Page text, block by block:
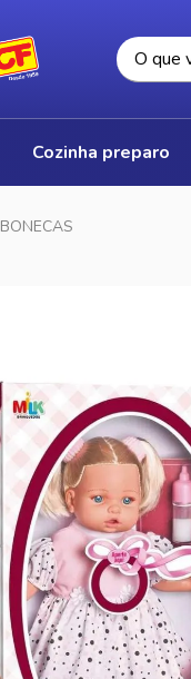
cozinha preparo
BONECAS